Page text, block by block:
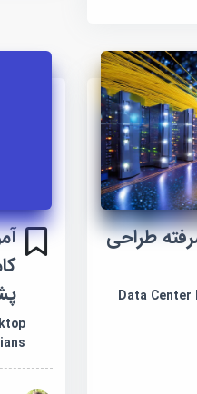
طراحی
Data